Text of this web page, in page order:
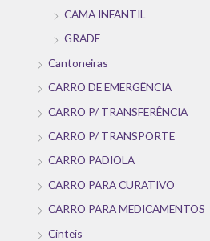
CAMA INFANTIL
GRADE
Cantoneiras
CARRO DE EMERGÊNCIA
CARRO P/ TRANSFERÊNCIA
CARRO P/ TRANSPORTE
CARRO PADIOLA
CARRO PARA CURATIVO
CARRO PARA MEDICAMENTOS
Cinteis